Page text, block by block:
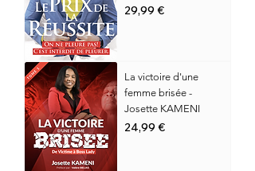
Prix
29,99 €
La victoire d'une
femme brisée -
Josette KAMENI
Prix
24,99 €